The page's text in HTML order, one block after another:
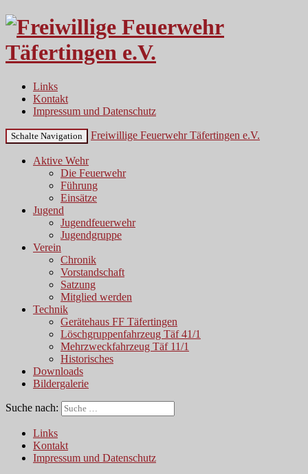
Links
Kontakt
Impressum und Datenschutz
Schalte Navigation Freiwillige Feuerwehr Täfertingen e.V.
Aktive Wehr
Die Feuerwehr
Führung
Einsätze
Jugend
Jugendfeuerwehr
Jugendgruppe
Verein
Chronik
Vorstandschaft
Satzung
Mitglied werden
Technik
Gerätehaus FF Täfertingen
Löschgruppenfahrzeug Täf 41/1
Mehrzweckfahrzeug Täf 11/1
Historisches
Downloads
Bildergalerie
Suche nach:
Links
Kontakt
Impressum und Datenschutz